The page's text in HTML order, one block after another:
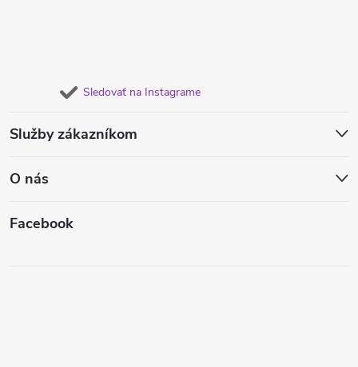
Sledovať na Instagrame
Služby zákazníkom
O nás
Facebook